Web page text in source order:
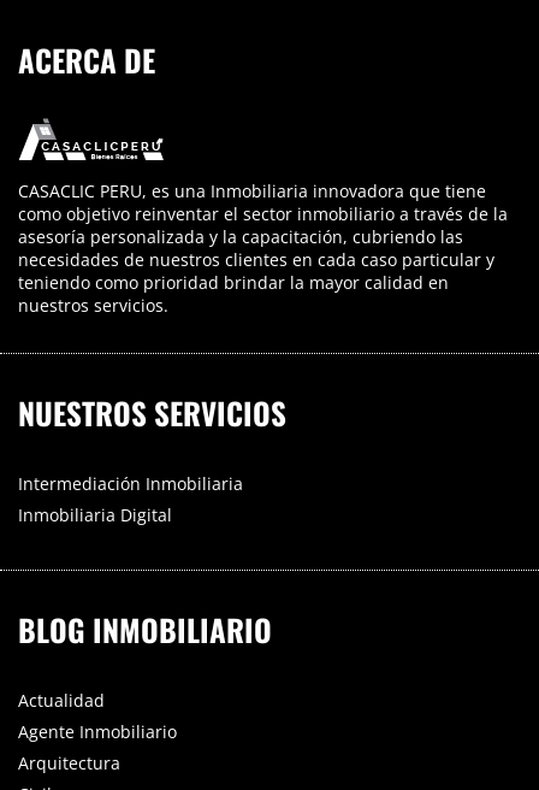
ACERCA DE
CASACLIC PERU, es una Inmobiliaria innovadora que tiene
como objetivo reinventar el sector inmobiliario a través de la
asesoría personalizada y la capacitación, cubriendo las
necesidades de nuestros clientes en cada caso particular y
teniendo como prioridad brindar la mayor calidad en
nuestros servicios.
NUESTROS SERVICIOS
Intermediación Inmobiliaria
Inmobiliaria Digital
BLOG INMOBILIARIO
Actualidad
Agente Inmobiliario
Arquitectura